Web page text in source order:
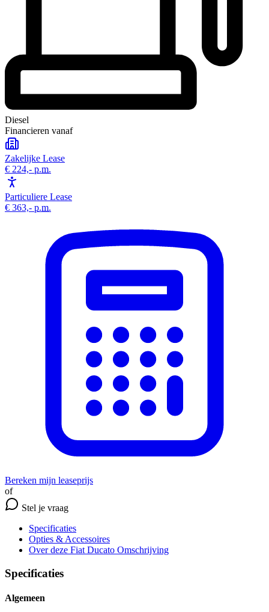
Diesel
Financieren vanaf
Zakelijke Lease
€ 224,- p.m.
Particuliere Lease
€ 363,- p.m.
Bereken mijn leaseprijs
of
Stel je vraag
Specificaties
Opties & Accessoires
Over deze Fiat Ducato Omschrijving
Specificaties
Algemeen